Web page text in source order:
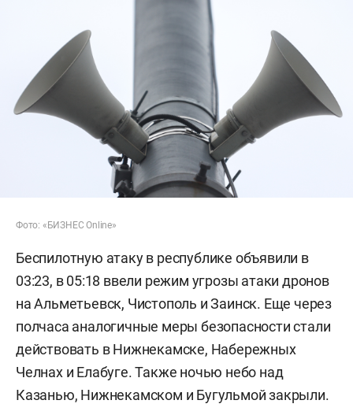
Фото: «БИЗНЕС Online»
Беспилотную атаку в республике объявили в
03:23, в 05:18 ввели режим угрозы атаки дронов
на Альметьевск, Чистополь и Заинск. Еще через
полчаса аналогичные меры безопасности стали
действовать в Нижнекамске, Набережных
Челнах и Елабуге. Также ночью небо над
Казанью, Нижнекамском и Бугульмой закрыли.